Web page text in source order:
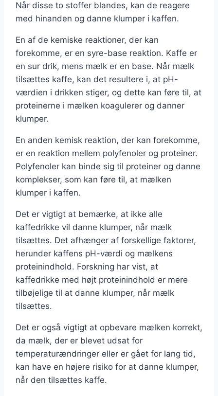
Når disse to stoffer blandes, kan de reagere
med hinanden og danne klumper i kaffen.
En af de kemiske reaktioner, der kan
forekomme, er en syre-base reaktion. Kaffe er
en sur drik, mens mælk er en base. Når mælk
tilsættes kaffe, kan det resultere i, at pH-
værdien i drikken stiger, og dette kan føre til, at
proteinerne i mælken koagulerer og danner
klumper.
En anden kemisk reaktion, der kan forekomme,
er en reaktion mellem polyfenoler og proteiner.
Polyfenoler kan binde sig til proteiner og danne
komplekser, som kan føre til, at mælken
klumper i kaffen.
Det er vigtigt at bemærke, at ikke alle
kaffedrikke vil danne klumper, når mælk
tilsættes. Det afhænger af forskellige faktorer,
herunder kaffens pH-værdi og mælkens
proteinindhold. Forskning har vist, at
kaffedrikke med højt proteinindhold er mere
tilbøjelige til at danne klumper, når mælk
tilsættes.
Det er også vigtigt at opbevare mælken korrekt,
da mælk, der er blevet udsat for
temperaturændringer eller er gået for lang tid,
kan have en højere risiko for at danne klumper,
når den tilsættes kaffe.